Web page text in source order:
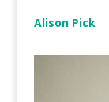
Alison Pick